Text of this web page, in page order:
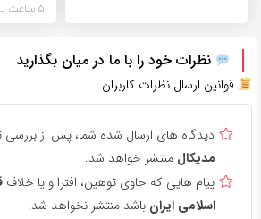
5 ساعت پیش
نظرات خود را با ما در میان بگذارید
قوانین ارسال نظرات کاربران
دیدگاه های ارسال شده شما، پس از
مدیکال منتشر خواهد شد.
پیام هایی که حاوی توهین، افترا و یا خلاف
اسلامی ایران باشد منتشر نخواهد شد.